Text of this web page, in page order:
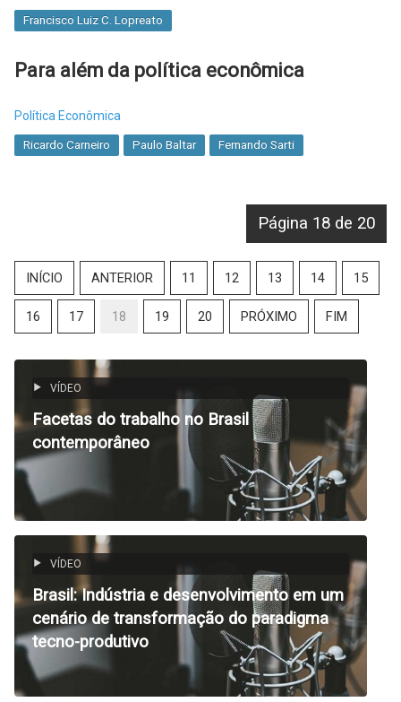
Francisco Luiz C. Lopreato
Para além da política econômica
Política Econômica
Ricardo Carneiro Paulo Baltar Fernando Sarti
Página 18 de 20
INÍCIO ANTERIOR 11 12 13 14 15
16 17 18 19 20 PRÓXIMO FIM
VÍDEO
Facetas do trabalho no Brasil
contemporâneo
VÍDEO
Brasil: Indústria e desenvolvimento em um
cenário de transformação do paradigma
tecno-produtivo